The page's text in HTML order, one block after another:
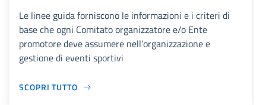
Le linee guida forniscono le informazioni e i criteri di
base che ogni Comitato organizzatore e/o Ente
promotore deve assumere nell’organizzazione e
gestione di eventi sportivi
SCOPRI TUTTO